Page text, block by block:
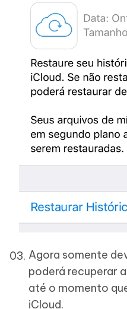
Agora somente
poderá recuperar
até o momento
iCloud.